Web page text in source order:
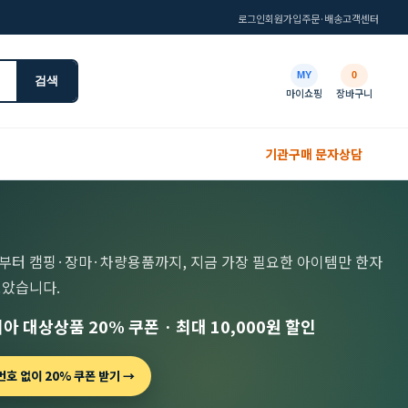
로그인회원가입주문·배송고객센터
검색 MY
마이쇼핑
0
장바구니
기관구매 문자상담
터 캠핑·장마·차량용품까지, 지금 가장 필요한 아이템만 한자
습니다.
대상상품 20% 쿠폰 · 최대 10,000원 할인
호 없이 20% 쿠폰 받기 →